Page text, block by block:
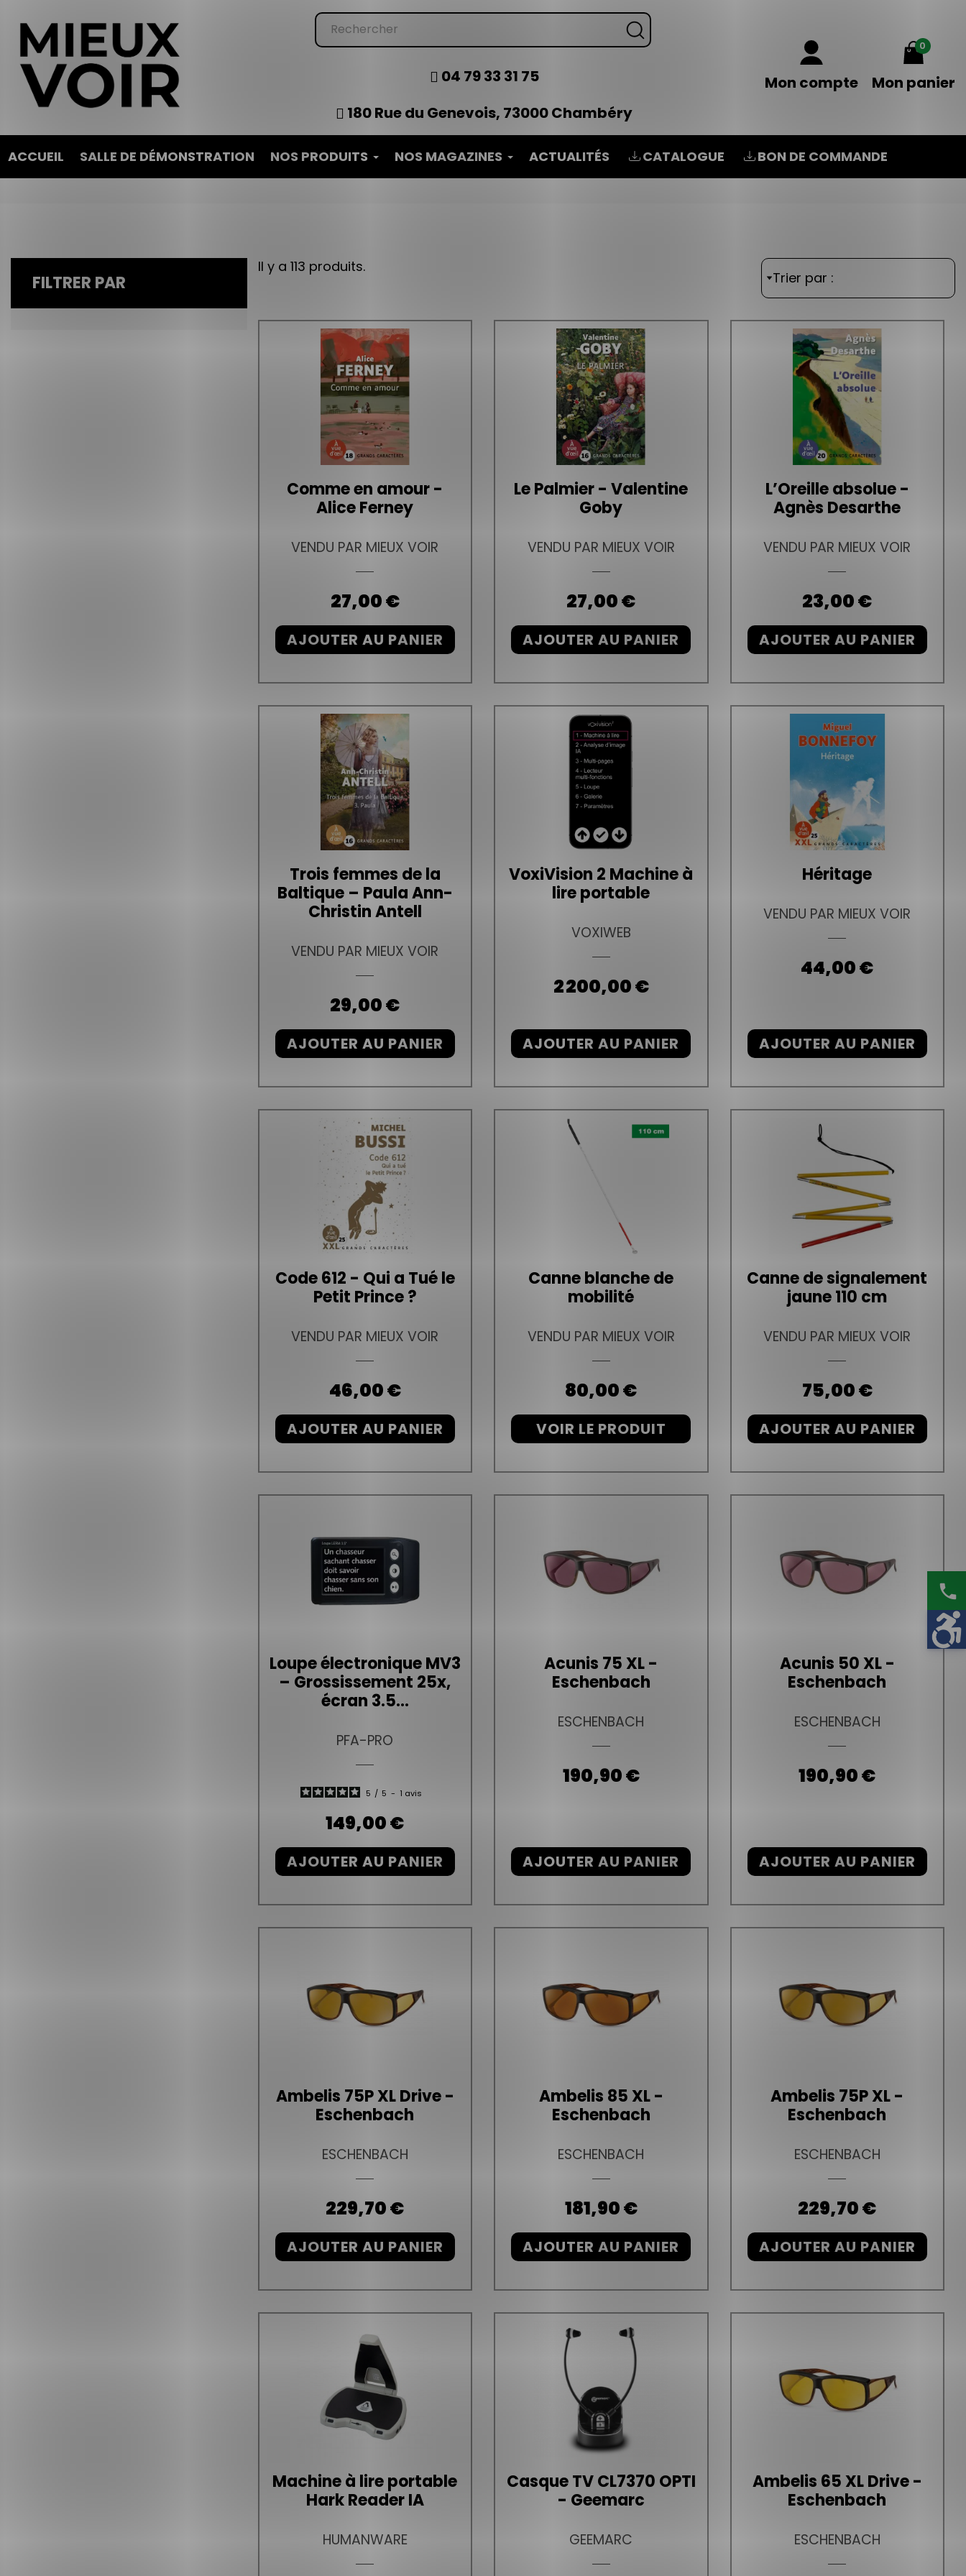
04 79 33 31 75
180 Rue du Genevois, 73000 Chambéry
Mon compte
0
Mon panier
ACCUEIL SALLE DE DÉMONSTRATION NOS PRODUITS NOS MAGAZINES ACTUALITÉS CATALOGUE BON DE COMMANDE
FILTRER PAR
Il y a 113 produits.
Trier par :
Comme en amour -
Alice Ferney
VENDU PAR MIEUX VOIR
Prix
27,00 €
AJOUTER AU PANIER
Le Palmier - Valentine
Goby
VENDU PAR MIEUX VOIR
Prix
27,00 €
AJOUTER AU PANIER
L’Oreille absolue -
Agnès Desarthe
VENDU PAR MIEUX VOIR
Prix
23,00 €
AJOUTER AU PANIER
Trois femmes de la
Baltique – Paula Ann-
Christin Antell
VENDU PAR MIEUX VOIR
Prix
29,00 €
AJOUTER AU PANIER
VoxiVision 2 Machine à
lire portable
VOXIWEB
Prix
2 200,00 €
AJOUTER AU PANIER
Héritage
VENDU PAR MIEUX VOIR
Prix
44,00 €
AJOUTER AU PANIER
Code 612 - Qui a Tué le
Petit Prince ?
VENDU PAR MIEUX VOIR
Prix
46,00 €
AJOUTER AU PANIER
Canne blanche de
mobilité
VENDU PAR MIEUX VOIR
Prix
80,00 €
VOIR LE PRODUIT
Canne de signalement
jaune 110 cm
VENDU PAR MIEUX VOIR
Prix
75,00 €
AJOUTER AU PANIER
Loupe électronique MV3
– Grossissement 25x,
écran 3.5...
PFA-PRO
5 / 5 - 1 avis
Prix
149,00 €
AJOUTER AU PANIER
Acunis 75 XL -
Eschenbach
ESCHENBACH
Prix
190,90 €
AJOUTER AU PANIER
Acunis 50 XL -
Eschenbach
ESCHENBACH
Prix
190,90 €
AJOUTER AU PANIER
Ambelis 75P XL Drive -
Eschenbach
ESCHENBACH
Prix
229,70 €
AJOUTER AU PANIER
Ambelis 85 XL -
Eschenbach
ESCHENBACH
Prix
181,90 €
AJOUTER AU PANIER
Ambelis 75P XL -
Eschenbach
ESCHENBACH
Prix
229,70 €
AJOUTER AU PANIER
Machine à lire portable
Hark Reader IA
HUMANWARE
Casque TV CL7370 OPTI
- Geemarc
GEEMARC
Ambelis 65 XL Drive -
Eschenbach
ESCHENBACH
phone